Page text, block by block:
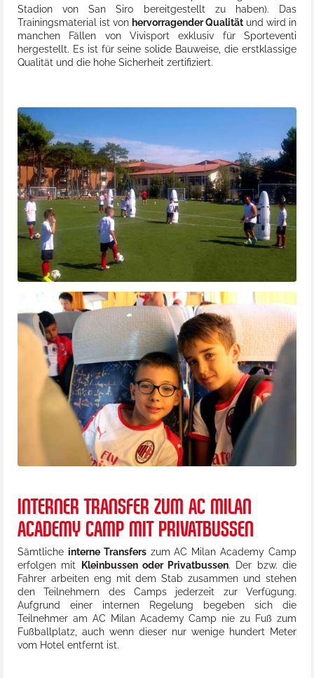
Stadion von San Siro bereitgestellt zu haben). Das
Trainingsmaterial ist von hervorragender Qualität und wird in
manchen Fällen von Vivisport exklusiv für Sporteventi
hergestellt. Es ist für seine solide Bauweise, die erstklassige
Qualität und die hohe Sicherheit zertifiziert.
INTERNER TRANSFER ZUM AC MILAN
ACADEMY CAMP MIT PRIVATBUSSEN
Sämtliche interne Transferszum AC Milan Academy Camp
erfolgen mit Kleinbussen oder Privatbussen. Der bzw. die
Fahrer arbeiten eng mit dem Stab zusammen und stehen
den Teilnehmern des Camps jederzeit zur Verfügung.
Aufgrund einer internen Regelung begeben sich die
Teilnehmer am AC Milan Academy Camp nie zu Fuß zum
Fußballplatz, auch wenn dieser nur wenige hundert Meter
vom Hotel entfernt ist.